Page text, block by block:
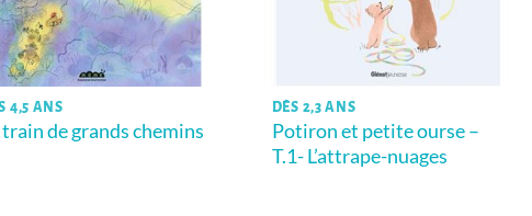
4,5 ANS
train de grands chemins
DÈS 2,3 ANS
Potiron et petite ourse –
T.1- L’attrape-nuages